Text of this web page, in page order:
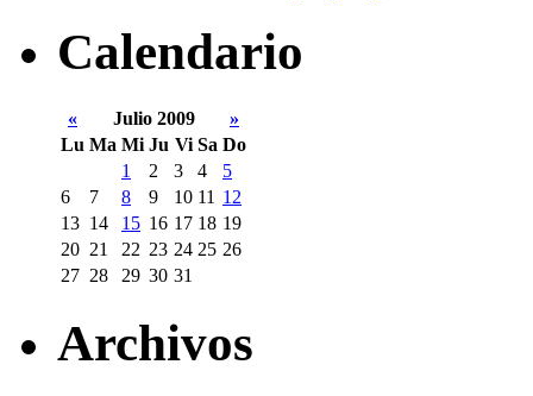
Calendario
« Julio 2009
»
Lu Ma Mi Ju Vi Sa Do
1
2 3 4
5
6
7 8 9 10 11 12
13 14 15 16 17 18 19
20 21 22 23 24 25 26
27 28 29 30 31
Archivos